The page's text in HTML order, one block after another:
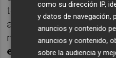
temporada cargada de
ante sí la posibilidad de
manera posible:
en casa y firmando una
como su dirección IP,
y datos de navegación,
anuncios y contenido
anuncios y contenido,
sobre la audiencia y